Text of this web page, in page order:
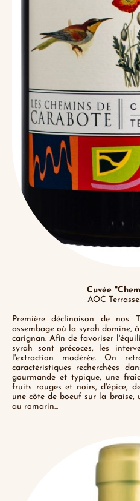
Cuvée
AOC
Première déclinaison de nos
assembage où la syrah domine,
carignan. Afin de favoriser
syrah sont précoces, les
l'extraction modérée. On
caractéristiques recherchées
gourmande et typique, une
fruits rouges et noirs, d'épice,
une côte de boeuf sur la braise,
au romarin...